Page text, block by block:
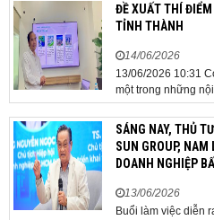
ĐỀ XUẤT THÍ
TỈNH THÀNH
14/06/2026
13/06/2026 10:31
một trong những
nghiệp, các
quan tâm khi tác
dự án, thu hút đầu
SÁNG NAY, THỦ
SUN GROUP,
DOANH NGHIỆP
13/06/2026
Buổi làm việc diễn